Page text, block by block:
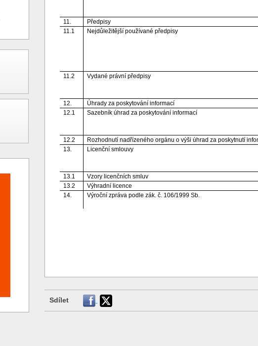
11.
Předpisy
11.1
Nejdůležitější používané předpisy
11.2
Vydané právní předpisy
12.
Úhrady za poskytování informací
12.1
Sazebník úhrad za poskytování informací
12.2
Rozhodnutí nadřízeného orgánu o výši úhrad za poskytnutí
13.
Licenční smlouvy
13.1
Vzory licenčních smluv
13.2
Výhradní licence
14.
Výroční zpráva podle zák. č. 106/1999 Sb.
Sdílet